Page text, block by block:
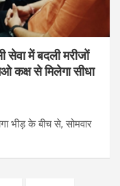
में बदली मरीजों
कक्ष से मिलेगा सीधा
भीड़ के बीच से, सोमवार